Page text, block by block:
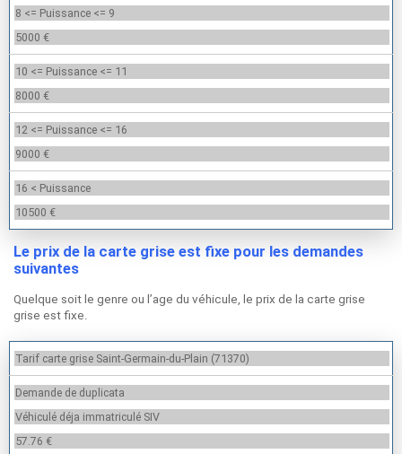
8 <= Puissance <= 9
5000 €
10 <= Puissance <= 11
8000 €
12 <= Puissance <= 16
9000 €
16 < Puissance
10500 €
Le prix de la carte grise est fixe pour les demandes
suivantes
Quelque soit le genre ou l’age du véhicule, le prix de la carte grise
grise est fixe.
Tarif carte grise Saint-Germain-du-Plain (71370)
Demande de duplicata
Véhiculé déja immatriculé SIV
57.76 €